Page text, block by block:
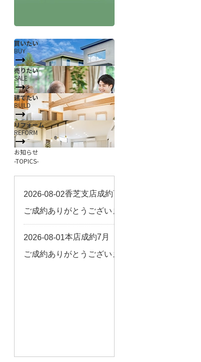
当社について 会社概要
香芝支店紹介ページ
採用情報
お知らせ
コラム
スタッフ紹介
お客様の声
来店予約
よくある質問
サイトマップ
お問い合わせ
買いたい
BUY
売りたい
SALE
建てたい
BUILD
リフォーム
REFORM
お知らせ
-TOPICS-